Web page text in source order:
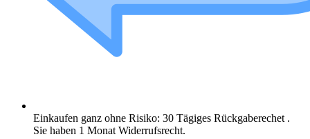
Einkaufen ganz ohne Risiko: 30 Tägiges Rückgaberechet .
Sie haben 1 Monat Widerrufsrecht.